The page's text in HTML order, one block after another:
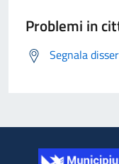
Problemi in
Segnala